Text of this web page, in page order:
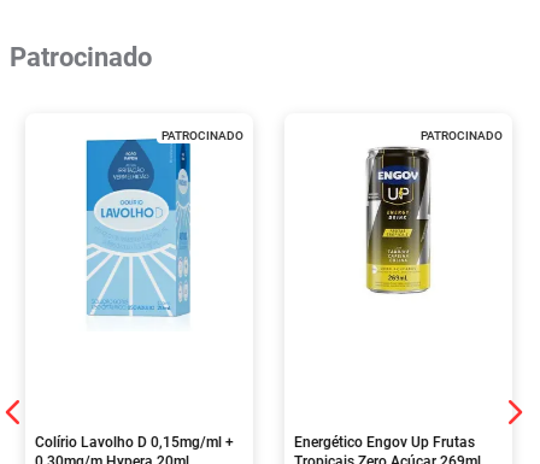
Patrocinado
PATROCINADO
Colírio Lavolho D 0,15mg/ml +
PATROCINADO
Energético Engov Up Frutas